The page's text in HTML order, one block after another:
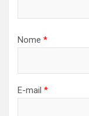
Nome *
E-mail *